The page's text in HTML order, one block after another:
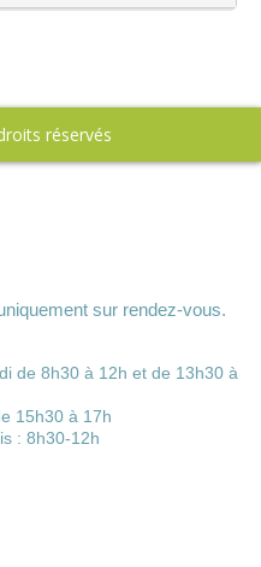
réservés
sur rendez-vous.
de 8h30 à 12h et de 13h30 à
15h30 à 17h
: 8h30-12h